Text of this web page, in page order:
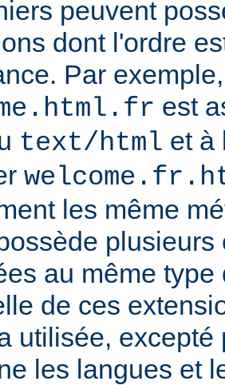
peuvent
dont l'ordre
Par
est
text/html et à
les même
plusieurs
au même
de ces
utilisée, excepté
les langues et